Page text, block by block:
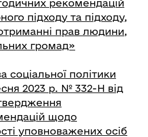
рекомендацій
підходу та підходу,
прав людини,
громад»
соціальної політики
2023 р. № 332-Н від
щодо
уповноважених осіб